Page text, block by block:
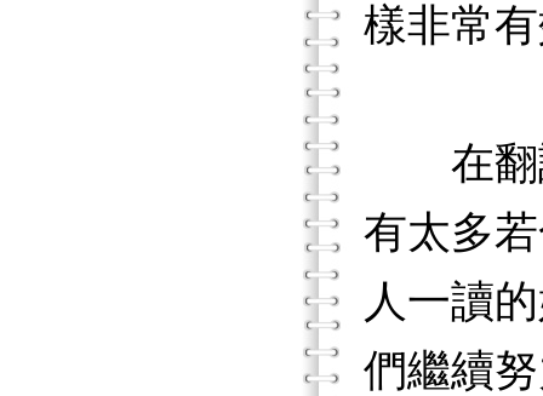
樣非常
在翻譯
有太多
人一讀
們繼續